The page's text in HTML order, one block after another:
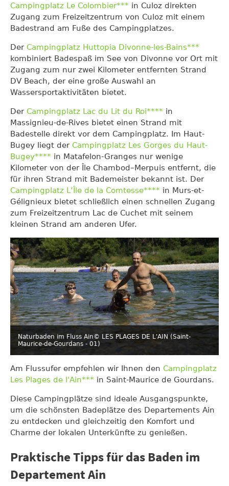
Campingplatz Le Colombier*** in Culoz direkten
Zugang zum Freizeitzentrum von Culoz mit einem
Badestrand am Fuße des Campingplatzes.
Der Campingplatz Huttopia Divonne-les-Bains***
kombiniert Badespaß im See von Divonne vor Ort mit
Zugang zum nur zwei Kilometer entfernten Strand
DV Beach, der eine große Auswahl an
Wassersportaktivitäten bietet.
Der Campingplatz Lac du Lit du Roi**** in
Massignieu-de-Rives bietet einen Strand mit
Badestelle direkt vor dem Campingplatz. Im Haut-
Bugey liegt der Campingplatz Les Gorges du Haut-
Bugey**** in Matafelon-Granges nur wenige
Kilometer von der Île Chambod–Merpuis entfernt, die
für ihren Strand mit Bademeister bekannt ist. Der
Campingplatz L’Île de la Comtesse**** in Murs-et-
Gélignieux bietet schließlich einen schnellen Zugang
zum Freizeitzentrum Lac de Cuchet mit seinem
kleinen Strand am anderen Ufer.
Naturbaden im Fluss Ain© LES PLAGES DE L'AIN (Saint-
Maurice-de-Gourdans - 01)
Am Flussufer empfehlen wir Ihnen den Campingplatz
Les Plages de l'Ain*** in Saint-Maurice de Gourdans.
Diese Campingplätze sind ideale Ausgangspunkte,
um die schönsten Badeplätze des Departements Ain
zu entdecken und gleichzeitig den Komfort und
Charme der lokalen Unterkünfte zu genießen.
Praktische Tipps für das Baden im
Departement Ain